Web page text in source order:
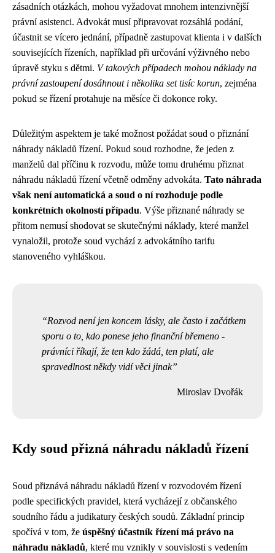
zásadních otázkách, mohou vyžadovat mnohem intenzivnější
právní asistenci. Advokát musí připravovat rozsáhlá podání,
účastnit se vícero jednání, případně zastupovat klienta i v dalších
souvisejících řízeních, například při určování výživného nebo
úpravě styku s dětmi. V takových případech mohou náklady na
právní zastoupení dosáhnout i několika set tisíc korun, zejména
pokud se řízení protahuje na měsíce či dokonce roky.
Důležitým aspektem je také možnost požádat soud o přiznání
náhrady nákladů řízení. Pokud soud rozhodne, že jeden z
manželů dal příčinu k rozvodu, může tomu druhému přiznat
náhradu nákladů řízení včetně odměny advokáta. Tato náhrada
však není automatická a soud o ní rozhoduje podle
konkrétních okolností případu. Výše přiznané náhrady se
přitom nemusí shodovat se skutečnými náklady, které manžel
vynaložil, protože soud vychází z advokátního tarifu
stanoveného vyhláškou.
Rozvod není jen koncem lásky, ale často i začátkem
sporu o to, kdo ponese jeho finanční břemeno -
právníci říkají, že ten kdo žádá, ten platí, ale
spravedlnost někdy vidí věci jinak
Miroslav Dvořák
Kdy soud přizná náhradu nákladů řízení
Soud přiznává náhradu nákladů řízení v rozvodovém řízení
podle specifických pravidel, která vycházejí z občanského
soudního řádu a judikatury českých soudů. Základní princip
spočívá v tom, že úspěšný účastník řízení má právo na
náhradu nákladů, které mu vznikly v souvislosti s vedením